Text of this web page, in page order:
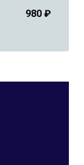
980 ₽